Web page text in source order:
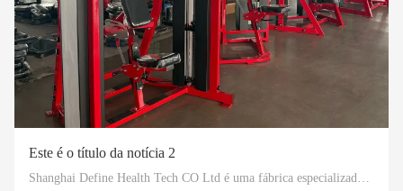
Este é o título da notícia 2